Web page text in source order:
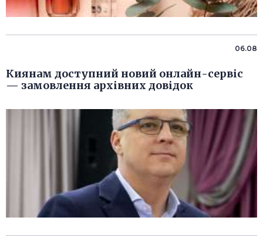
06.08
Киянам доступний новий онлайн-сервіс
— замовлення архівних довідок